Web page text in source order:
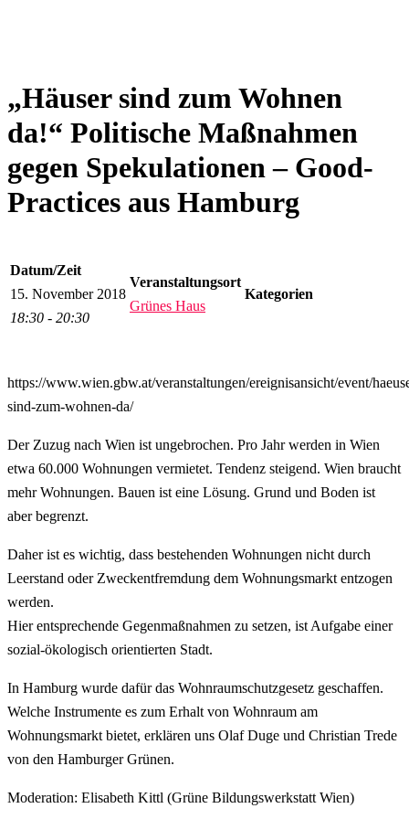
„Häuser sind zum Wohnen
da!“ Politische Maßnahmen
gegen Spekulationen – Good-
Practices aus Hamburg
Datum/Zeit
15. November 2018
18:30 - 20:30
Veranstaltungsort
Grünes Haus
Kategorien
https://www.wien.gbw.at/veranstaltungen/ereignisansicht/event/
sind-zum-wohnen-da/
Der Zuzug nach Wien ist ungebrochen. Pro Jahr werden in Wien
etwa 60.000 Wohnungen vermietet. Tendenz steigend. Wien braucht
mehr Wohnungen. Bauen ist eine Lösung. Grund und Boden ist
aber begrenzt.
Daher ist es wichtig, dass bestehenden Wohnungen nicht durch
Leerstand oder Zweckentfremdung dem Wohnungsmarkt entzogen
werden.
Hier entsprechende Gegenmaßnahmen zu setzen, ist Aufgabe einer
sozial-ökologisch orientierten Stadt.
In Hamburg wurde dafür das Wohnraumschutzgesetz geschaffen.
Welche Instrumente es zum Erhalt von Wohnraum am
Wohnungsmarkt bietet, erklären uns Olaf Duge und Christian Trede
von den Hamburger Grünen.
Moderation: Elisabeth Kittl (Grüne Bildungswerkstatt Wien)